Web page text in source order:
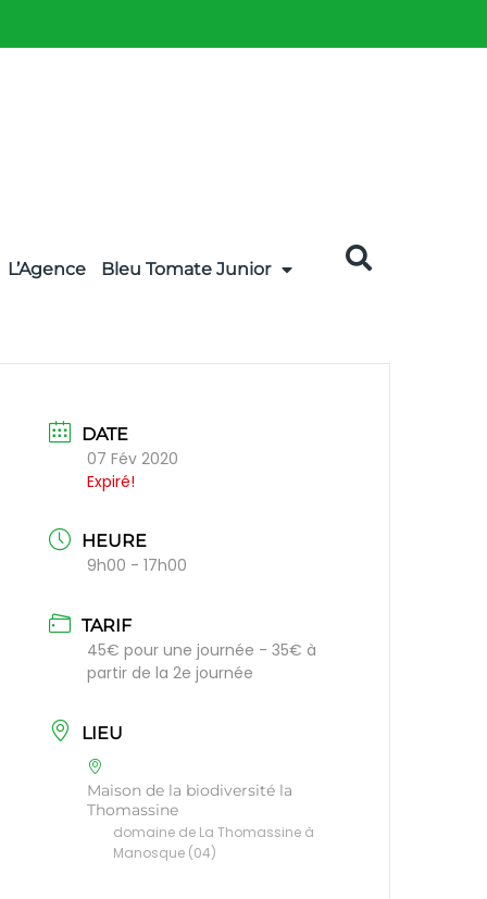
L’Agence Bleu Tomate Junior
DATE
07 Fév 2020
Expiré!
HEURE
9h00 - 17h00
TARIF
45€ pour une journée - 35€ à
partir de la 2e journée
LIEU
Maison de la biodiversité la
Thomassine
domaine de La Thomassine à
Manosque (04)